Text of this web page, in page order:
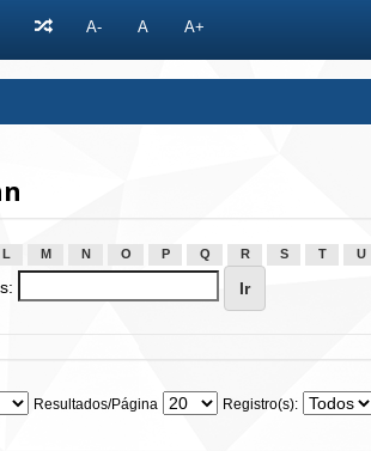
A- A A+
L M N O P Q R S T U
Resultados/Página Registro(s):